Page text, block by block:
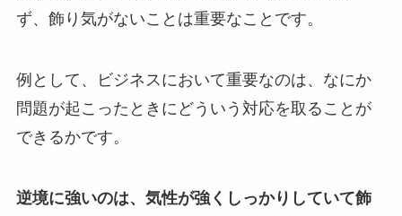
ず、飾り気がないことは重要なことです。
例として、ビジネスにおいて重要なのは、なにか
問題が起こったときにどういう対応を取ることが
できるかです。
逆境に強いのは、気性が強くしっかりしていて飾